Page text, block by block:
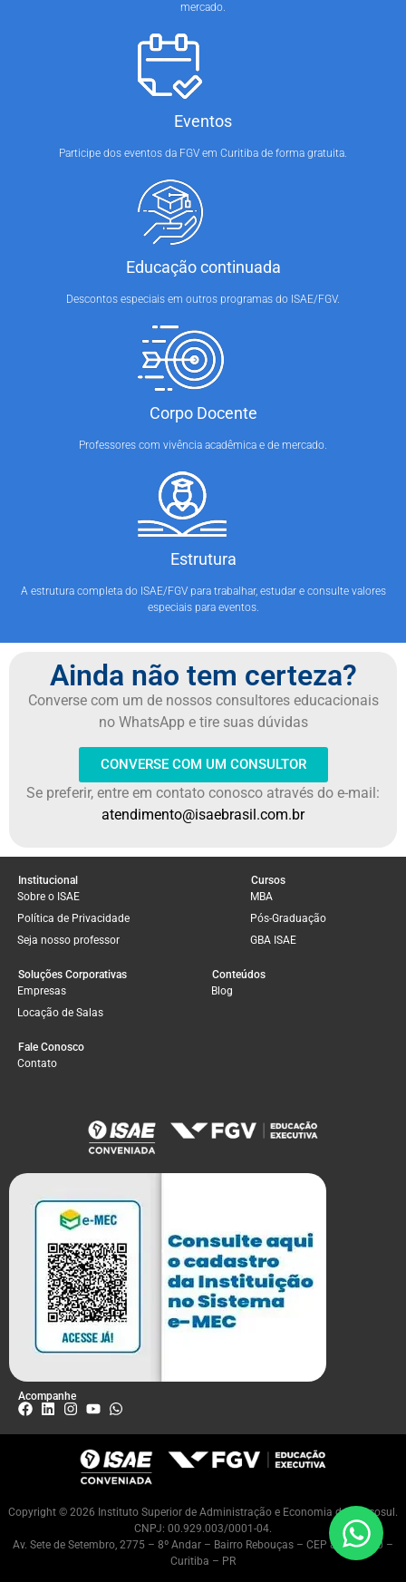
mercado.
Eventos
Participe dos eventos da FGV em Curitiba de forma gratuita.
Educação continuada
Descontos especiais em outros programas do ISAE/FGV.
Corpo Docente
Professores com vivência acadêmica e de mercado.
Estrutura
A estrutura completa do ISAE/FGV para trabalhar, estudar e consulte valores
especiais para eventos.
Ainda não tem certeza?
Converse com um de nossos consultores educacionais
no WhatsApp e tire suas dúvidas
CONVERSE COM UM CONSULTOR
Se preferir, entre em contato conosco através do e-mail:
atendimento@isaebrasil.com.br
Institucional
Sobre o ISAE
Política de Privacidade
Seja nosso professor
Cursos
MBA
Pós-Graduação
GBA ISAE
Soluções Corporativas
Empresas
Locação de Salas
Conteúdos
Blog
Fale Conosco
Contato
Acompanhe
Copyright © 2026 Instituto Superior de Administração e Economia do Mercosul.
CNPJ: 00.929.003/0001-04.
Av. Sete de Setembro, 2775 – 8º Andar – Bairro Rebouças – CEP 80230-010 –
Curitiba – PR